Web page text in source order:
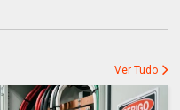
Ver Tudo